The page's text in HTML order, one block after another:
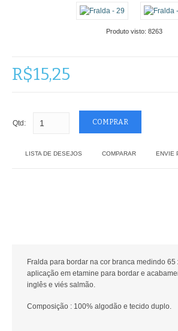
FINALIZAR COMPRA
Produto visto: 8263
R$15,25
Qtd:
LISTA DE DESEJOS COMPARAR ENVIE
Fralda para bordar na cor branca medindo 65
aplicação em etamine para bordar e
inglês e viés salmão.
Composição : 100% algodão e tecido duplo.